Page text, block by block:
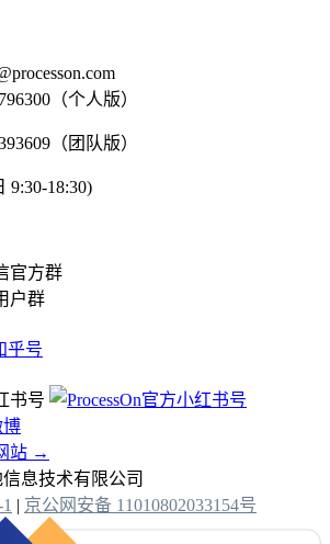
（个人版）
（团队版）
9:30-18:30)
户群
站 →
息技术有限公司
| 京公网安备 11010802033154号